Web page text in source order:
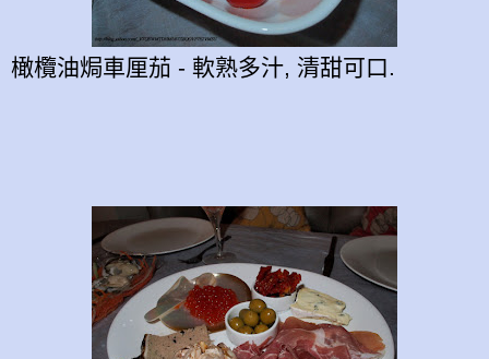
橄欖油焗車厘茄 - 軟熟多汁, 清甜可口.